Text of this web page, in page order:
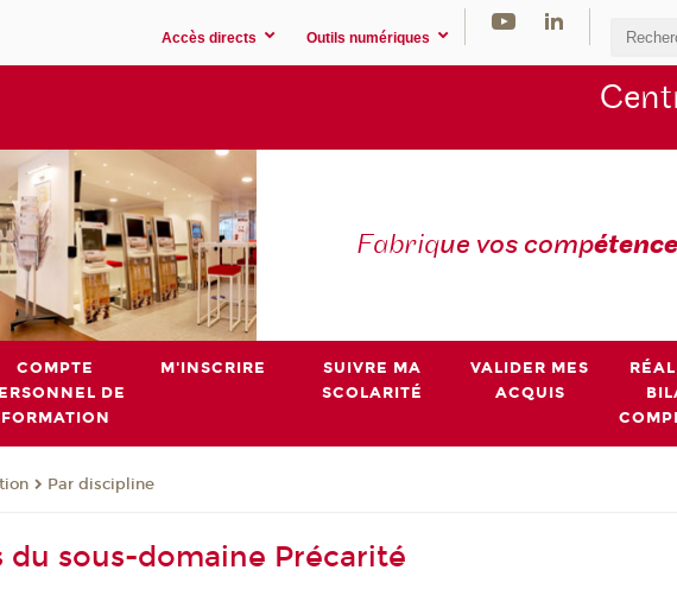
Accès directs Outils numériques
Fabrique vos comp
COMPTE
DE
FORMATION
M'INSCRIRE
SUIVRE MA
SCOLARITÉ
VALIDER MES
ACQUIS
Par discipline
du sous-domaine Précarité